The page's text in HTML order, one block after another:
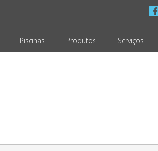
Piscinas Produtos Serviços